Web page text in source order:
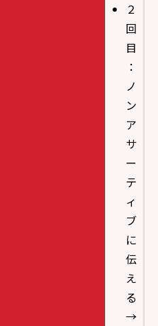
２
回
目
：
ノ
ン
ア
サ
ー
テ
ィ
ブ
に
伝
え
る
→